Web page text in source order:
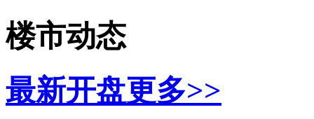
楼市动态
最新开盘更多>>